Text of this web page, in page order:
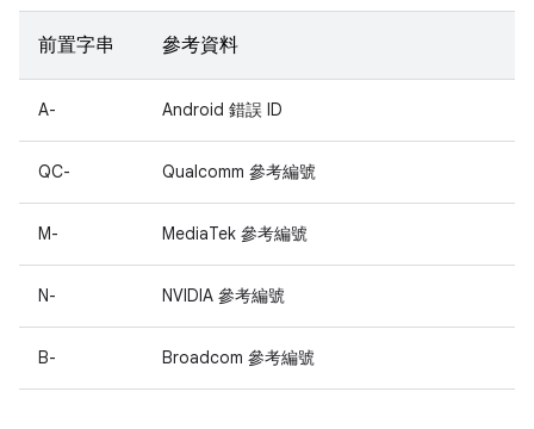
前置字串 參考資料
A- Android 錯誤 ID
QC- Qualcomm 參考編號
M- MediaTek 參考編號
N- NVIDIA 參考編號
B- Broadcom 參考編號